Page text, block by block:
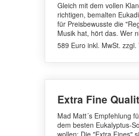
Gleich mit dem vollen
richtigen, bemalten
für Preisbewusste die
Musik hat, hört das. Wer
589 Euro inkl. MwSt. zzgl.
Extra Fine
Mad Matt´s Empfehlung
dem besten Eukalyptus-
wollen: Die "Extra Fines"